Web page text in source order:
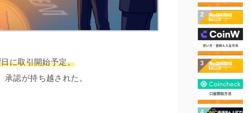
に取引開始予定。
認が持ち越された。